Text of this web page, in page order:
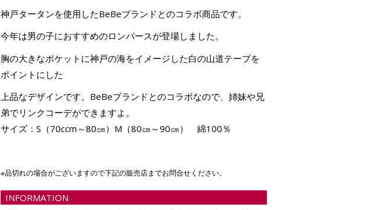
神戸タータンを使用したBeBeブランドとのコラボ商品です。
今年は男の子におすすめのロンパースが登場しました。
胸の大きなポケットに神戸の海をイメージした白の山道テープを
ポイントにした
上品なデザインです。BeBeブランドとのコラボなので、姉妹や兄
弟でリンクコーデができますよ。
サイズ：S（70ccm～80㎝）M（80㎝～90㎝） 綿100％
※品切れの場合がございますので下記の販売店までお問合せください。
INFORMATION